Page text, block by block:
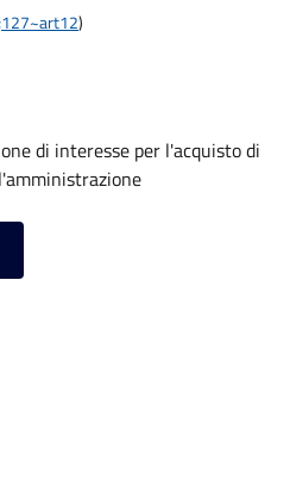
)
di interesse per l'acquisto di